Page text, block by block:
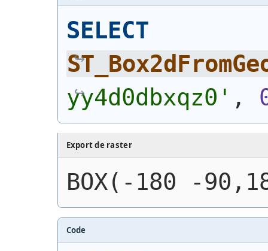
SELECT
yy4d0dbxqz0' ,
Export de raster
BOX(-180 -
Code